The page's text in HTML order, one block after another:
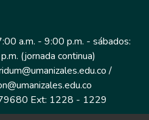
a.m. - 9:00 p.m. - sábados:
(jornada continua)
/
Ext: 1228 - 1229